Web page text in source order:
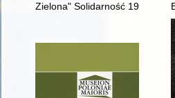
Zielona" Solidarność 1980-